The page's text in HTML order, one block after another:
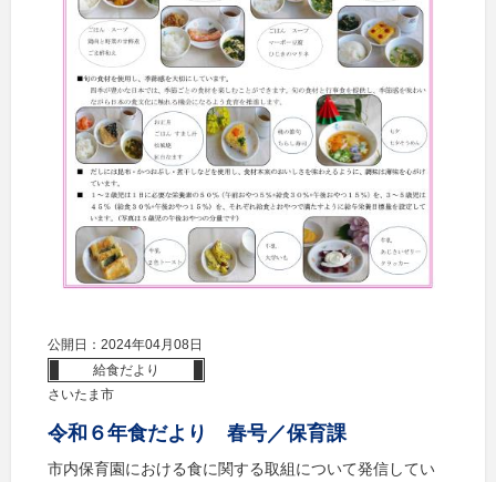
公開日：2024年04月08日
給食だより
さいたま市
令和６年食だより 春号／保育課
市内保育園における食に関する取組について発信してい